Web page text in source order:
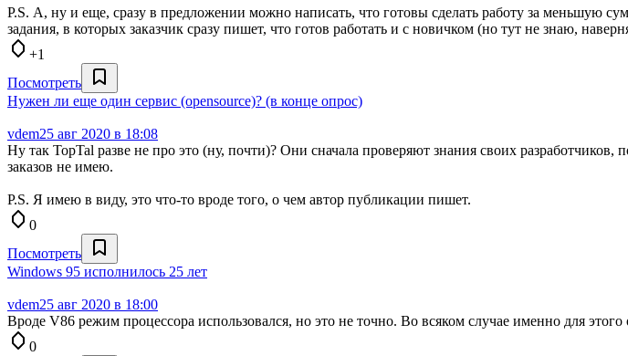
P.S. А, ну и еще, сразу в предложении можно написать, что готовы сделать работу за меньшую
задания, в которых заказчик сразу пишет, что готов работать и с новичком (но тут не знаю,
+1
Посмотреть
Нужен ли еще один сервис (opensource)? (в конце опрос)
vdem25 авг 2020 в 18:08
Ну так TopTal разве не про это (ну, почти)? Они сначала проверяют знания своих
заказов не имею.
P.S. Я имею в виду, это что-то вроде того, о чем автор публикации пишет.
0
Посмотреть
Windows 95 исполнилось 25 лет
vdem25 авг 2020 в 18:00
Вроде V86 режим процессора использовался, но это не точно. Во всяком случае именно для этого
0